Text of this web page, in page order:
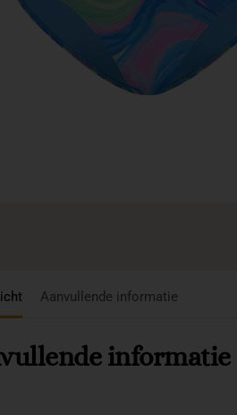
Aanvullende informatie
informatie